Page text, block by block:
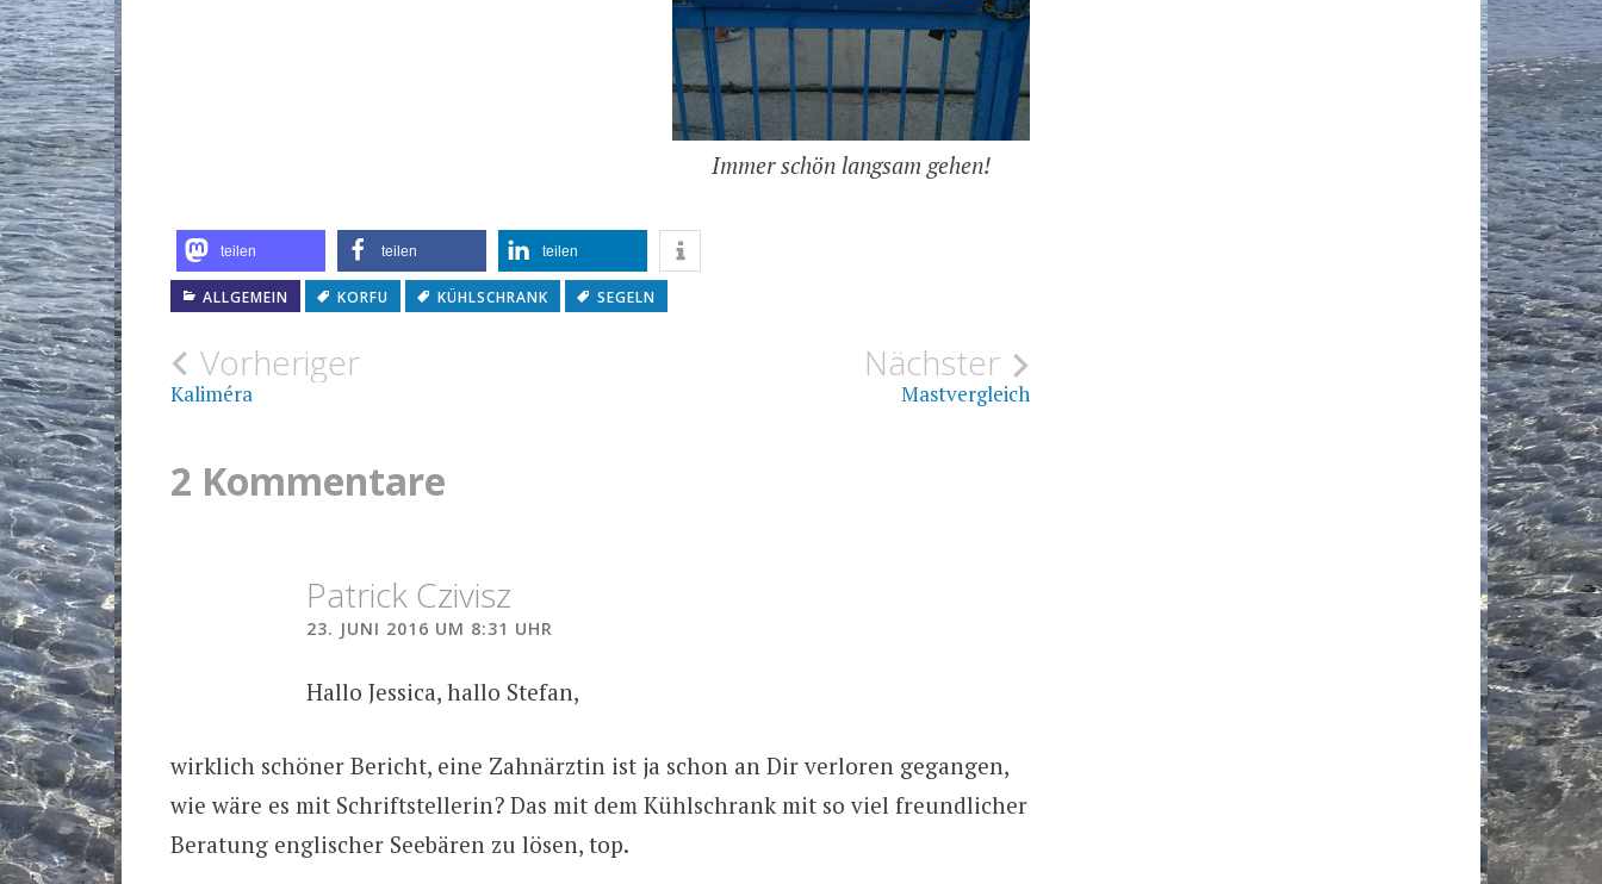
Immer schön langsam gehen!
teilen teilen teilen
ALLGEMEIN KORFU KÜHLSCHRANK SEGELN
Beitragsnavigation
Vorheriger
Kaliméra
Nächster
Mastvergleich
2 Kommentare
Patrick Czivisz
23. JUNI 2016 UM 8:31 UHR
Hallo Jessica, hallo Stefan,
wirklich schöner Bericht, eine Zahnärztin ist ja schon an Dir verloren gegangen,
wie wäre es mit Schriftstellerin? Das mit dem Kühlschrank mit so viel freundlicher
Beratung englischer Seebären zu lösen, top.